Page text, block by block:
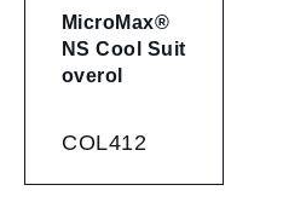
COL412
MicroMax®
NS Cool Suit
overol